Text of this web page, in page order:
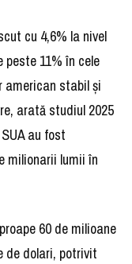
cu 4,6% la nivel
11% în cele
american stabil şi
arată studiul 2025
au fost
milionarii lumii în
60 de milioane
de dolari, potrivit